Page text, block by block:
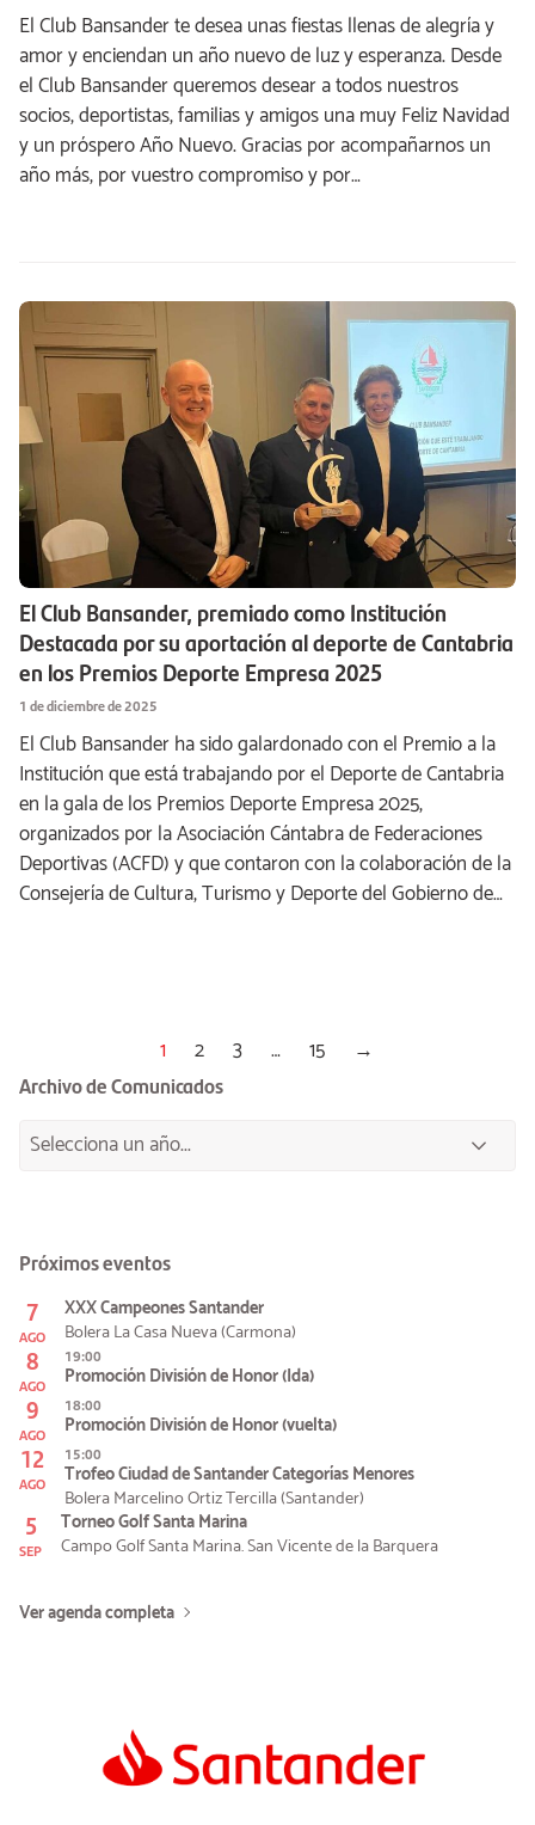
El Club Bansander te desea unas fiestas llenas de alegría y
amor y enciendan un año nuevo de luz y esperanza. Desde
el Club Bansander queremos desear a todos nuestros
socios, deportistas, familias y amigos una muy Feliz Navidad
y un próspero Año Nuevo. Gracias por acompañarnos un
año más, por vuestro compromiso y por…
El Club Bansander, premiado como Institución
Destacada por su aportación al deporte de Cantabria
en los Premios Deporte Empresa 2025
1 de diciembre de 2025
El Club Bansander ha sido galardonado con el Premio a la
Institución que está trabajando por el Deporte de Cantabria
en la gala de los Premios Deporte Empresa 2025,
organizados por la Asociación Cántabra de Federaciones
Deportivas (ACFD) y que contaron con la colaboración de la
Consejería de Cultura, Turismo y Deporte del Gobierno de…
1 2 3 … 15 →
Archivo de Comunicados
Próximos eventos
7
AGO
XXX Campeones Santander
Bolera La Casa Nueva (Carmona)
8
AGO
19:00
Promoción División de Honor (Ida)
9
AGO
18:00
Promoción División de Honor (vuelta)
12
AGO
15:00
Trofeo Ciudad de Santander Categorías Menores
Bolera Marcelino Ortiz Tercilla (Santander)
5
SEP
Torneo Golf Santa Marina
Campo Golf Santa Marina. San Vicente de la Barquera
Ver agenda completa